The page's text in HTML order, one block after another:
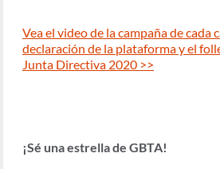
Vea el video de la campaña de cada
declaración de la plataforma y el
Junta Directiva 2020 >>
¡Sé una estrella de GBTA!